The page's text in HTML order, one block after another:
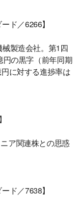
ド／6266】
製造会社。第1四
の黒字（前年同期
に対する進捗率は
ア関連株との思惑
ド／7638】